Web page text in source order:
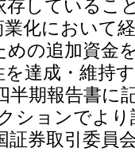
しているこ
化において
の追加資金
達成・維持
半期報告書に
ションでよ
券取引委員